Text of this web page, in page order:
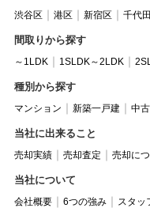
渋谷区 港区 新宿区 千代
間取りから探す
～1LDK 1SLDK～2LDK
種別から探す
マンション 新築一戸建 中
当社に出来ること
売却実績 売却査定 売却に
当社について
会社概要 6つの強み スタッ